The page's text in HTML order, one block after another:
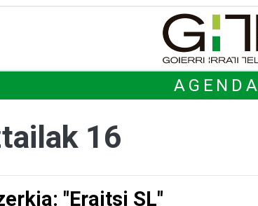
AGENDA
16
"Eraitsi SL"